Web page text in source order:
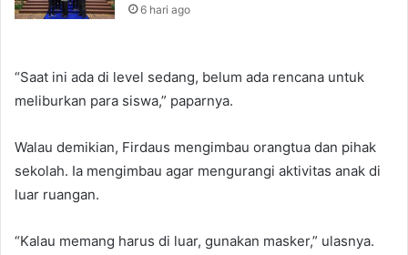
6 hari ago
“Saat ini ada di level sedang, belum ada rencana untuk
meliburkan para siswa,” paparnya.
Walau demikian, Firdaus mengimbau orangtua dan pihak
sekolah. Ia mengimbau agar mengurangi aktivitas anak di
luar ruangan.
“Kalau memang harus di luar, gunakan masker,” ulasnya.